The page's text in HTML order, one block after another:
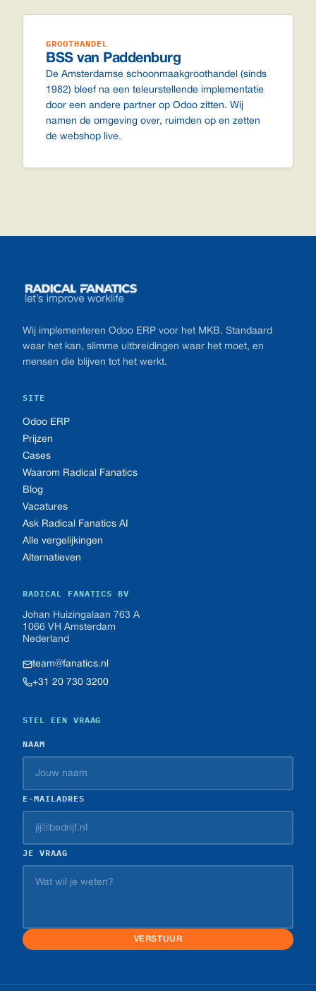
GROOTHANDEL
BSS van Paddenburg
De Amsterdamse schoonmaakgroothandel (sinds
1982) bleef na een teleurstellende implementatie
door een andere partner op Odoo zitten. Wij
namen de omgeving over, ruimden op en zetten
de webshop live.
Wij implementeren Odoo ERP voor het MKB. Standaard
waar het kan, slimme uitbreidingen waar het moet, en
mensen die blijven tot het werkt.
SITE
Odoo ERP
Prijzen
Cases
Waarom Radical Fanatics
Blog
Vacatures
Ask Radical Fanatics AI
Alle vergelijkingen
Alternatieven
RADICAL FANATICS BV
Johan Huizingalaan 763 A
1066 VH Amsterdam
Nederland
team@fanatics.nl
+31 20 730 3200
STEL EEN VRAAG
NAAM
E-MAILADRES
JE VRAAG
VERSTUUR